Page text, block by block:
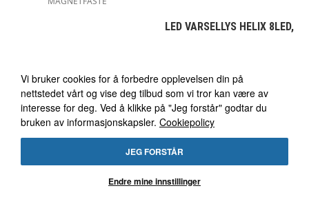
Vi bruker cookies for å forbedre opplevelsen din på
nettstedet vårt og vise deg tilbud som vi tror kan være av
interesse for deg. Ved å klikke på "Jeg forstår" godtar du
bruken av informasjonskapsler. Cookiepolicy
JEG FORSTÅR
Endre mine innstillinger
Magnetfeste
ECE-R65 godkjent
Tradisjonell design
IP65
LED VARSELLYS HELIX 8LED,
Flexi stiftfeste
ECE-R65 godkjent
3 lysmønster
IP56
2 års garanti
760 kr